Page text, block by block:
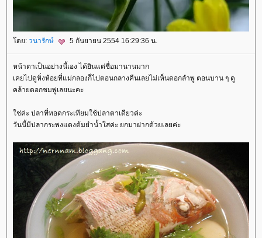
ดย: วนารักษ์ 5 กันยายน 2554 16:29:36 น.
หน้าตาเป็นอย่างนี้เอง ได้ยินแต่ชื่อมานานมาก
เคยไปดูหิ่งห้อยที่แม่กลองก็ไปตอนกลางคืนเลยไม่เห็นดอกลำพู ตอนบาน ๆ ดู
คล้ายดอกชมพู่เลยนะคะ
ช่ค่ะ ปลาที่ทอดกระเทียมใช้ปลาตาเดียวค่ะ
วันนี้มีปลากระพงแดงต้มยำน้ำใสค่ะ ยกมาฝากด้วยเลยค่ะ